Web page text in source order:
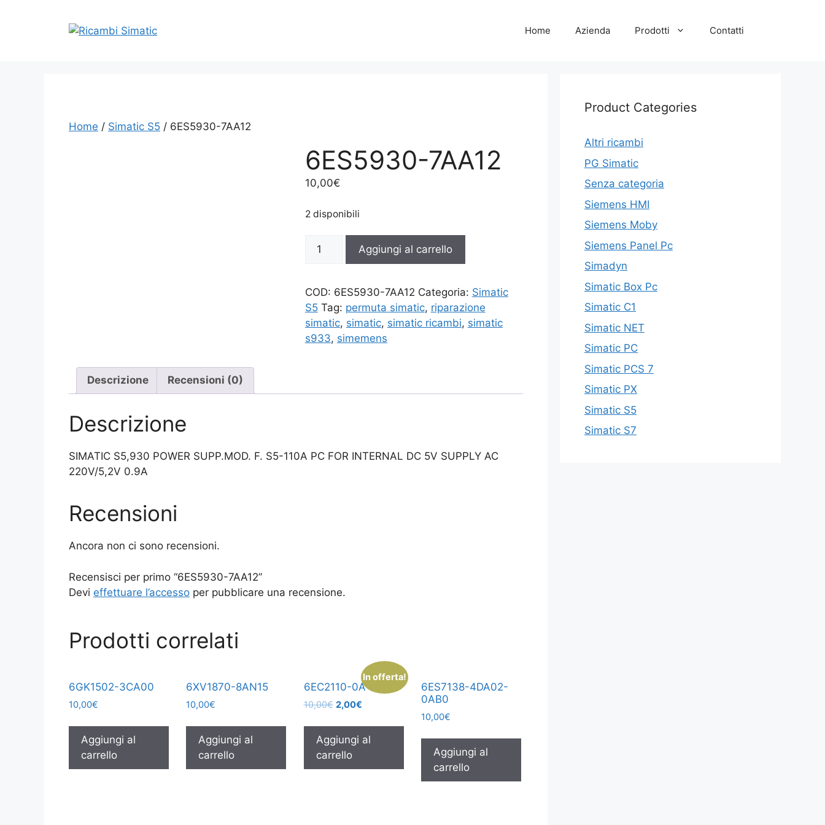
Home Azienda Prodotti Contatti
Home / Simatic S5 / 6ES5930-7AA12
6ES5930-7AA12
10,00€
2 disponibili
7AA12
Aggiungi al carrello
COD: 6ES5930-7AA12 Categoria: Simatic
S5 Tag: permuta simatic, riparazione
simatic, simatic, simatic ricambi, simatic
s933, simemens
Descrizione Recensioni (0)
Descrizione
SIMATIC S5,930 POWER SUPP.MOD. F. S5-110A PC FOR INTERNAL DC 5V SUPPLY AC
220V/5,2V 0.9A
Recensioni
Ancora non ci sono recensioni.
Recensisci per primo “6ES5930-7AA12”
Devi effettuare l’accesso per pubblicare una recensione.
Prodotti correlati
6GK1502-3CA00
10,00€
Aggiungi al
carrello
6XV1870-8AN15
10,00€
Aggiungi al
carrello
In offerta!
6EC2110-0A
10,00€ 2,00€
Aggiungi al
carrello
6ES7138-4DA02-
0AB0
10,00€
Aggiungi al
carrello
Product Categories
Altri ricambi
PG Simatic
Senza categoria
Siemens HMI
Siemens Moby
Siemens Panel Pc
Simadyn
Simatic Box Pc
Simatic C1
Simatic NET
Simatic PC
Simatic PCS 7
Simatic PX
Simatic S5
Simatic S7